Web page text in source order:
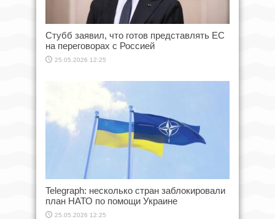
Стубб заявил, что готов представлять ЕС
на переговорах с Россией
25.05.2026 12:25
Telegraph: несколько стран заблокировали
план НАТО по помощи Украине
25.05.2026 12:25